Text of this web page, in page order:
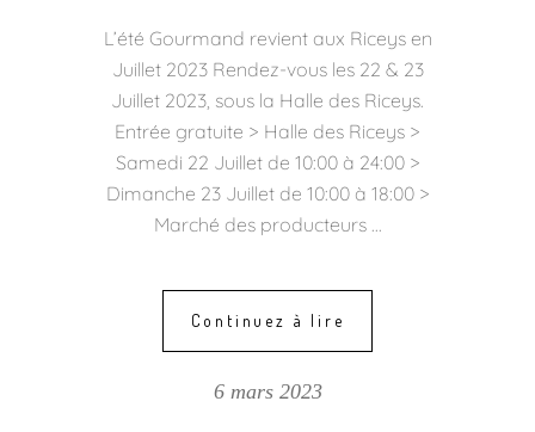
L’été Gourmand revient aux Riceys en
Juillet 2023 Rendez-vous les 22 & 23
Juillet 2023, sous la Halle des Riceys.
Entrée gratuite > Halle des Riceys >
Samedi 22 Juillet de 10:00 à 24:00 >
Dimanche 23 Juillet de 10:00 à 18:00 >
Marché des producteurs
Continuez à lire
6 mars 2023